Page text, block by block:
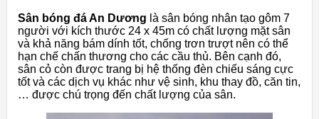
Sân bóng đá An Dương là sân bóng nhân tạo gôm 7
người với kích thước 24 x 45m có chất lượng mặt sân
và khả năng bám dính tốt, chống trơn trượt nên có thể
hạn chế chấn thương cho các cầu thủ. Bên cạnh đó,
sân cỏ còn được trang bị hệ thống đèn chiếu sáng cực
tốt và các dịch vụ khác như vệ sinh, khu thay đồ, căn tin,
… được chú trọng đến chất lượng của sân.